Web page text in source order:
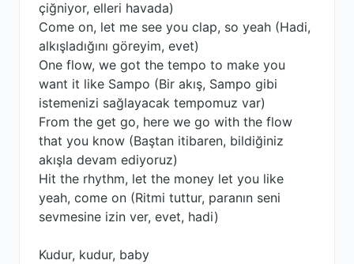
çiğniyor, elleri havada)
Come on, let me see you clap, so yeah (Hadi,
alkışladığını göreyim, evet)
One flow, we got the tempo to make you
want it like Sampo (Bir akış, Sampo gibi
istemenizi sağlayacak tempomuz var)
From the get go, here we go with the flow
that you know (Baştan itibaren, bildiğiniz
akışla devam ediyoruz)
Hit the rhythm, let the money let you like
yeah, come on (Ritmi tuttur, paranın seni
sevmesine izin ver, evet, hadi)
Kudur, kudur, baby